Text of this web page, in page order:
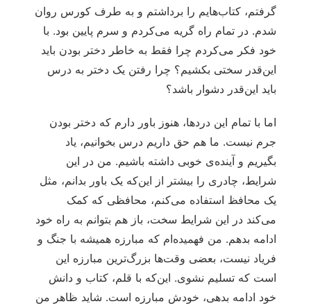
گرفتم، کتاب‌هایم را برداشتم و به طرف کورس روان
شدم. در تمام راه گریه می‌کردم و سرم پایین بود. با
خود فکر می‌کردم چرا فقط به خاطر دختر بودن باید
این‌قدر سختی بکشیم؟ چرا رفتن یک دختر به درس
باید این‌قدر دشوار باشد؟
اما با تمام این دردها، هنوز باور دارم که دختر بودن
جرم نیست. ما هم حق داریم درس بخوانیم، یاد
بگیریم و آینده‌ی خوبی داشته باشیم. من در این
شرایط، چادری را بیشتر از این‌که یک باور بدانم، مثل
یک محافظ استفاده می‌کنم، محافظی که کمک
می‌کند در این شرایط سخت، باز هم بتوانم به راه خود
ادامه بدهم. من فهمیده‌ام که مبارزه همیشه با جنگ و
فریاد نیست، بعضی وقت‌ها بزرگ‌ترین مبارزه این
است که تسلیم نشوی. این‌که با قلم، کتاب و دانش
خود ادامه بدهی، خودش مبارزه است. شاید ظاهر من